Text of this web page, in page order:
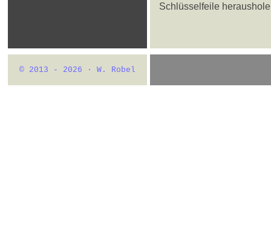
Schlüsselfeile
© 2013 - 2026 · W. Robel